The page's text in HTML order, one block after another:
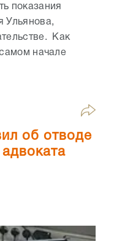
показания
Ульянова,
Как
начале
об отводе